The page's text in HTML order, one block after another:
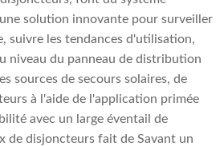
solution innovante pour surveiller
suivre les tendances d'utilisation,
niveau du panneau de distribution
sources de secours solaires, de
à l'aide de l'application primée
avec un large éventail de
de disjoncteurs fait de Savant un